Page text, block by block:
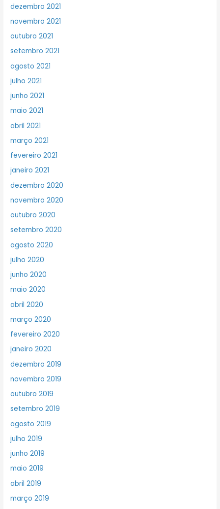
dezembro 2021
novembro 2021
outubro 2021
setembro 2021
agosto 2021
julho 2021
junho 2021
maio 2021
abril 2021
março 2021
fevereiro 2021
janeiro 2021
dezembro 2020
novembro 2020
outubro 2020
setembro 2020
agosto 2020
julho 2020
junho 2020
maio 2020
abril 2020
março 2020
fevereiro 2020
janeiro 2020
dezembro 2019
novembro 2019
outubro 2019
setembro 2019
agosto 2019
julho 2019
junho 2019
maio 2019
abril 2019
março 2019